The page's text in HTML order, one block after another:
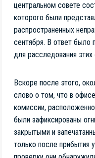
центральном совете
которого были
распространенных
сентября. В ответ было
для расследования этих
Вскоре после этого,
слово о том, что в
комиссии,
были зафиксированы
закрытыми и
только после прибытия